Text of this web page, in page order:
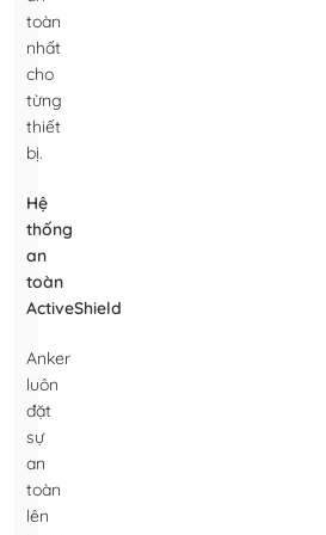
toàn
nhất
cho
từng
thiết
bị.
Hệ
thống
an
toàn
ActiveShield
Anker
luôn
đặt
sự
an
toàn
lên